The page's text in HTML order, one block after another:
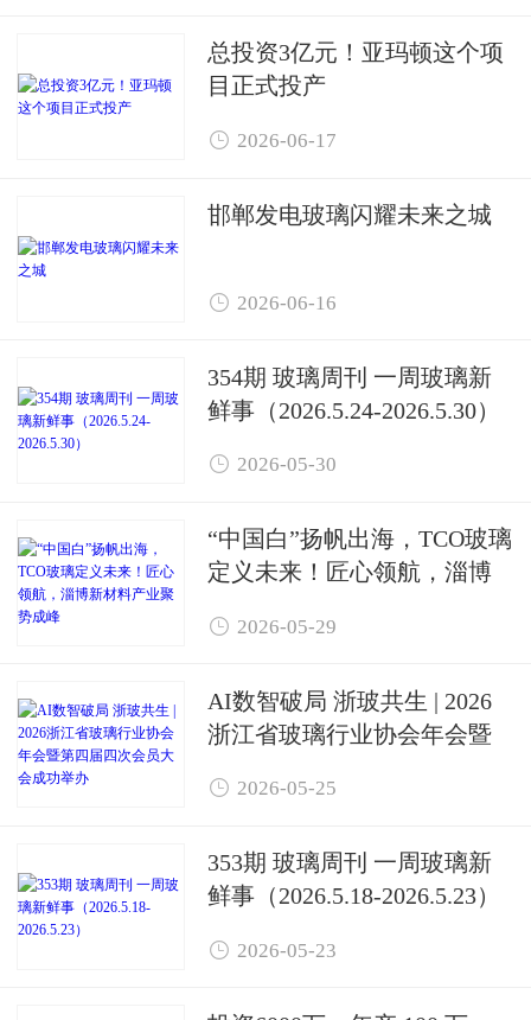
总投资3亿元！亚玛顿这个项
目正式投产
 2026-06-17
邯郸发电玻璃闪耀未来之城
 2026-06-16
354期 玻璃周刊 一周玻璃新
鲜事（2026.5.24-2026.5.30）
 2026-05-30
“中国白”扬帆出海，TCO玻璃
定义未来！匠心领航，淄博
 2026-05-29
AI数智破局 浙玻共生 | 2026
浙江省玻璃行业协会年会暨
办
 2026-05-25
353期 玻璃周刊 一周玻璃新
鲜事（2026.5.18-2026.5.23）
 2026-05-23